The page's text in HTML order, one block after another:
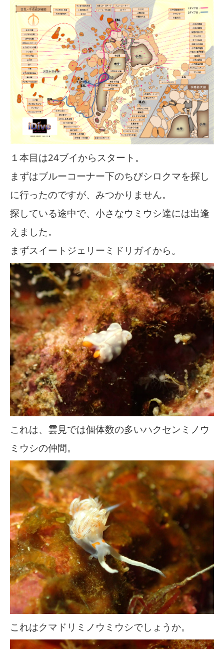
１本目は24ブイからスタート。
まずはブルーコーナー下のちびシロクマを探し
に行ったのですが、みつかりません。
探している途中で、小さなウミウシ達には出逢
えました。
まずスイートジェリーミドリガイから。
これは、雲見では個体数の多いハクセンミノウ
ミウシの仲間。
これはクマドリミノウミウシでしょうか。